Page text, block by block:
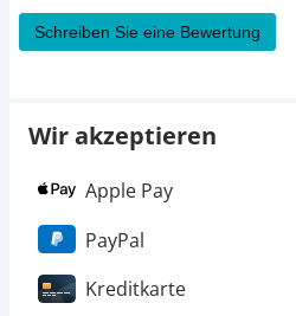
Schreiben Sie eine Bewertung
Wir akzeptieren
Apple Pay
PayPal
Kreditkarte